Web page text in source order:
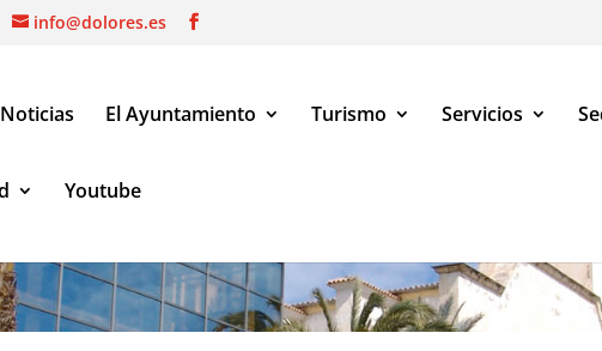
info@dolores.es
Noticias El Ayuntamiento Turismo Servicios
Youtube